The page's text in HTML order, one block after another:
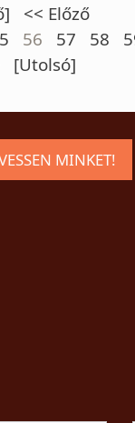
<< Előző
56 57 58
[Utolsó]
MINKET!